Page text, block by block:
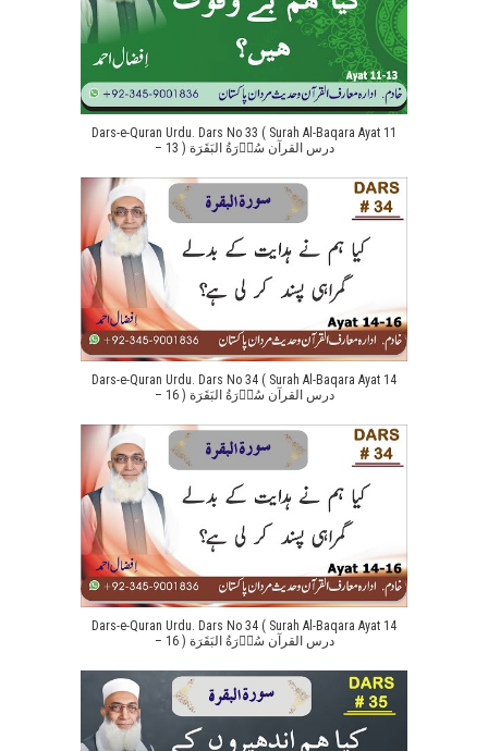
Dars-e-Quran Urdu. Dars No 33 ( Surah Al-Baqara Ayat 11
– 13 ) درس القرآن سُوۡرَةُ البَقَرَة
Dars-e-Quran Urdu. Dars No 34 ( Surah Al-Baqara Ayat 14
– 16 ) درس القرآن سُوۡرَةُ البَقَرَة
Dars-e-Quran Urdu. Dars No 34 ( Surah Al-Baqara Ayat 14
– 16 ) درس القرآن سُوۡرَةُ البَقَرَة